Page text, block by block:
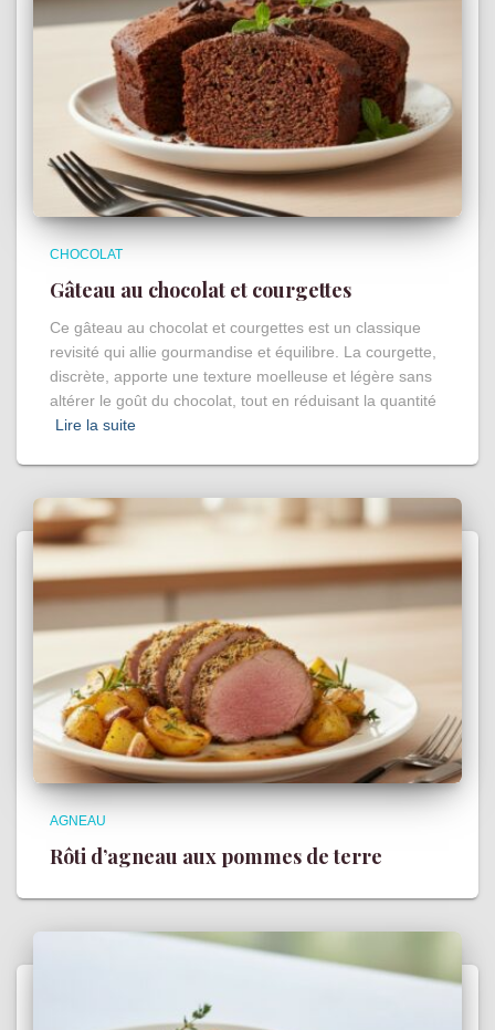
CHOCOLAT
Gâteau au chocolat et courgettes
Ce gâteau au chocolat et courgettes est un classique
revisité qui allie gourmandise et équilibre. La courgette,
discrète, apporte une texture moelleuse et légère sans
altérer le goût du chocolat, tout en réduisant la quantité
Lire la suite
AGNEAU
Rôti d’agneau aux pommes de terre